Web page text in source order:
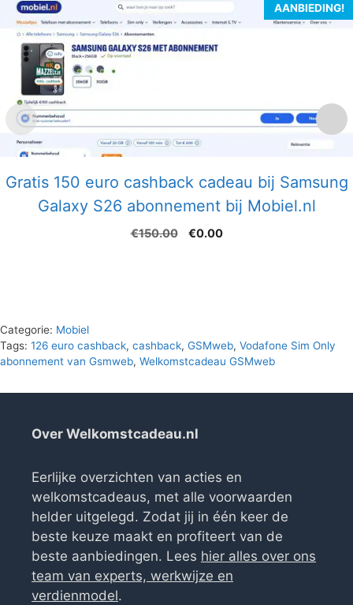
AANBIEDING!
Gratis 150 euro cashback cadeau bij Samsung
Galaxy S26 abonnement bij Mobiel.nl
€150.00
Oorspronkelijke
€0.00Huidige
Categorie: Mobiel
Tags: 126 euro cashback, cashback, GSMweb, Vodafone Sim Only
abonnement van Gsmweb, Welkomstcadeau GSMweb
Over Welkomstcadeau.nl
Eerlijke overzichten van acties en
welkomstcadeaus, met alle voorwaarden
helder uitgelegd. Zodat jij in één keer de
beste keuze maakt en profiteert van de
beste aanbiedingen. Lees hier alles over ons
team van experts, werkwijze en
verdienmodel.